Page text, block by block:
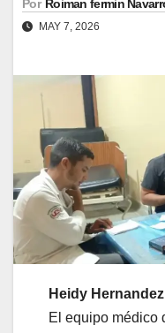
Por Roiman fermin
MAY 7, 2026
Heidy
El equipo médico